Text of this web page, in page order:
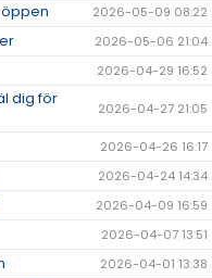
2026-05-09 08:22
2026-05-06 21:04
2026-04-29 16:52
dig för
2026-04-27 21:05
2026-04-26 16:17
2026-04-24 14:34
2026-04-09 16:59
2026-04-07 13:51
2026-04-01 13:38